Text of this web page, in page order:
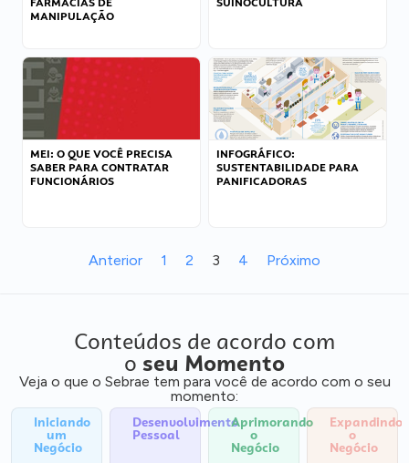
MANIPULAÇÃO
MEI: O QUE VOCÊ PRECISA
SABER PARA CONTRATAR
FUNCIONÁRIOS
INFOGRÁFICO:
SUSTENTABILIDADE PARA
PANIFICADORAS
Anterior 1 2 3 4 Próximo
Conteúdos de acordo com
o seu Momento
Veja o que o Sebrae tem para você de acordo com o seu
momento:
Iniciando
um
Negócio
Desenvolvimento
Pessoal
Aprimorando
o
Negócio
Expandindo
o
Negócio